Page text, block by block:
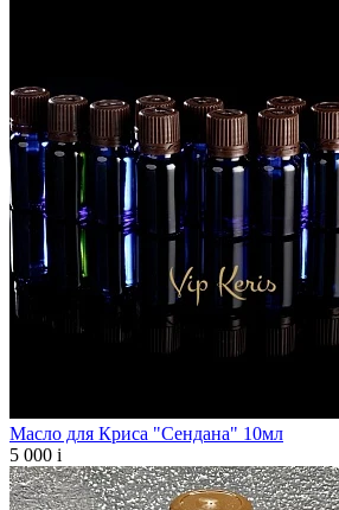
Масло для Криса "Сендана" 10мл
5 000 i